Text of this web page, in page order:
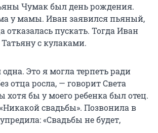
Чумак был день рождения.
у мамы. Иван заявился пьяный,
отказалась пускать. Тогда Иван
с кулаками.
Это я могла терпеть ради
отца росла, — говорит Света
бы у моего ребенка был отец.
свадьбы». Позвонила в
«Свадьбы не будет,